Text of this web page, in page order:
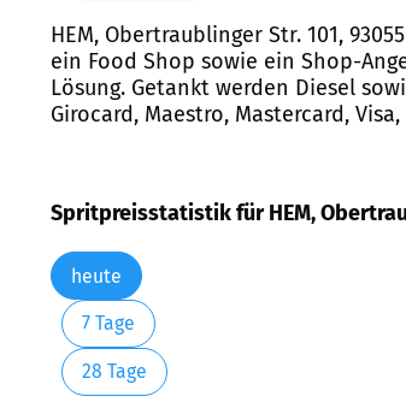
HEM, Obertraublinger Str. 101,
ein Food Shop sowie ein Shop-
Lösung. Getankt werden Diesel
Girocard, Maestro, Mastercard,
Spritpreisstatistik für HEM,
heute
7 Tage
28 Tage